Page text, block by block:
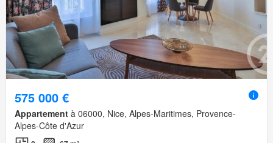
575 000 €
Appartement à 06000, Nice, Alpes-Maritimes, Provence-
Alpes-Côte d'Azur